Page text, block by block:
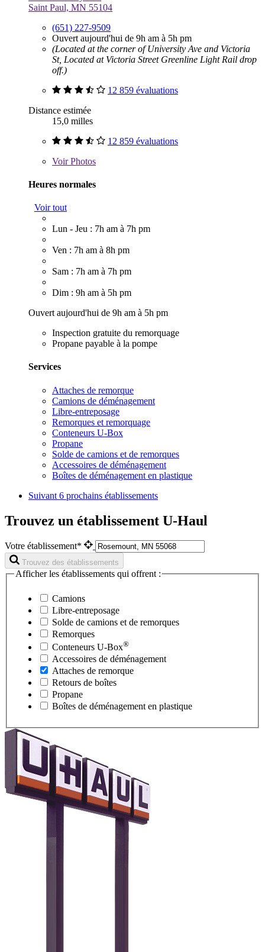
Saint Paul, MN 55104
(651) 227-9509
Ouvert aujourd'hui de 9h am à 5h pm
(Located at the corner of University Ave and Victoria
St, Located at Victoria Street Greenline Light Rail drop
off.)
12 859 évaluations
Distance estimée
15,0 milles
12 859 évaluations
VoirPhotos
Heures normales
Voir tout
Lun - Jeu : 7h am à 7h pm
Ven : 7h am à 8h pm
Sam : 7h am à 7h pm
Dim : 9h am à 5h pm
Ouvert aujourd'hui de 9h am à 5h pm
Inspection gratuite du remorquage
Propane payable à la pompe
Services
Attaches de remorque
Camions de déménagement
Libre-entreposage
Remorques et remorquage
Conteneurs U-Box
Propane
Solde de camions et de remorques
Accessoires de déménagement
Boîtes de déménagement en plastique
Suivant 6 prochains établissements
Trouvez un établissement U-Haul
Votre établissement*
Trouvez des établissements
Afficher les établissements qui offrent :
Camions
Libre-entreposage
Solde de camions et de remorques
Remorques
Conteneurs U-Box®
Accessoires de déménagement
Attaches de remorque
Retours de boîtes
Propane
Boîtes de déménagement en plastique